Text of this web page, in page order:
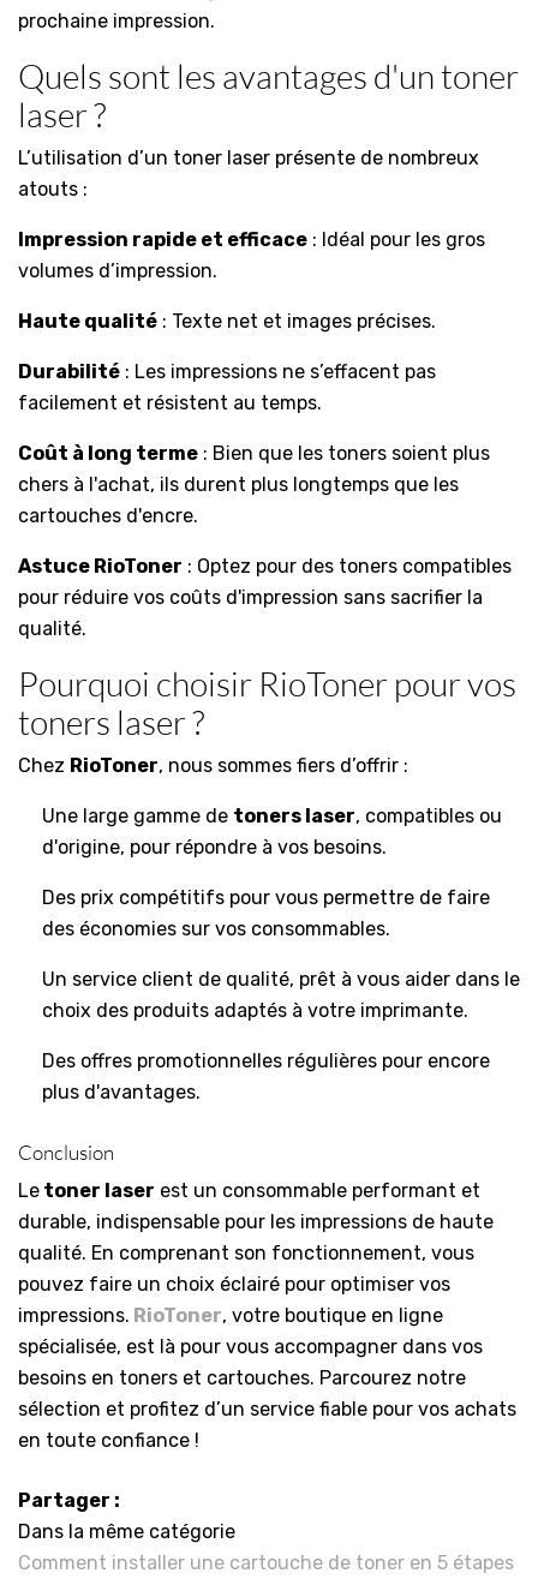
prochaine impression.
Quels sont les avantages d'un toner
laser ?
L’utilisation d’un toner laser présente de nombreux
atouts :
Impression rapide et efficace : Idéal pour les gros
volumes d’impression.
Haute qualité : Texte net et images précises.
Durabilité : Les impressions ne s’effacent pas
facilement et résistent au temps.
Coût à long terme : Bien que les toners soient plus
chers à l'achat, ils durent plus longtemps que les
cartouches d'encre.
Astuce RioToner : Optez pour des toners compatibles
pour réduire vos coûts d'impression sans sacrifier la
qualité.
Pourquoi choisir RioToner pour vos
toners laser ?
Chez RioToner, nous sommes fiers d’offrir :
Une large gamme de toners laser, compatibles ou
d'origine, pour répondre à vos besoins.
Des prix compétitifs pour vous permettre de faire
des économies sur vos consommables.
Un service client de qualité, prêt à vous aider dans le
choix des produits adaptés à votre imprimante.
Des offres promotionnelles régulières pour encore
plus d'avantages.
Conclusion
Le toner laser est un consommable performant et
durable, indispensable pour les impressions de haute
qualité. En comprenant son fonctionnement, vous
pouvez faire un choix éclairé pour optimiser vos
impressions. RioToner, votre boutique en ligne
spécialisée, est là pour vous accompagner dans vos
besoins en toners et cartouches. Parcourez notre
sélection et profitez d’un service fiable pour vos achats
en toute confiance !
Partager :
Dans la même catégorie
Comment installer une cartouche de toner en 5 étapes